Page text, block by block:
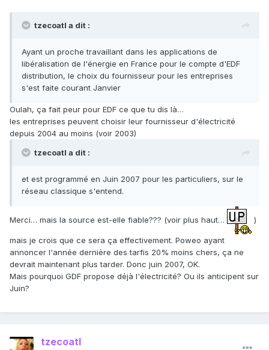
tzecoatl a dit :
Ayant un proche travaillant dans les applications de
libéralisation de l'énergie en France pour le compte d'EDF
distribution, le choix du fournisseur pour les entreprises
s'est faite courant Janvier
Oulah, ça fait peur pour EDF ce que tu dis là…
les entreprises peuvent choisir leur fournisseur d'électricité
depuis 2004 au moins (voir 2003)
tzecoatl a dit :
et est programmé en Juin 2007 pour les particuliers, sur le
réseau classique s'entend.
Merci… mais la source est-elle fiable??? (voir plus haut… )
mais je crois que ce sera ça effectivement. Poweo ayant
annoncer l'année dernière des tarfis 20% moins chers, ça ne
devrait maintenant plus tarder. Donc juin 2007, OK.
Mais pourquoi GDF propose déjà l'électricité? Ou ils anticipent sur
Juin?
tzecoatl